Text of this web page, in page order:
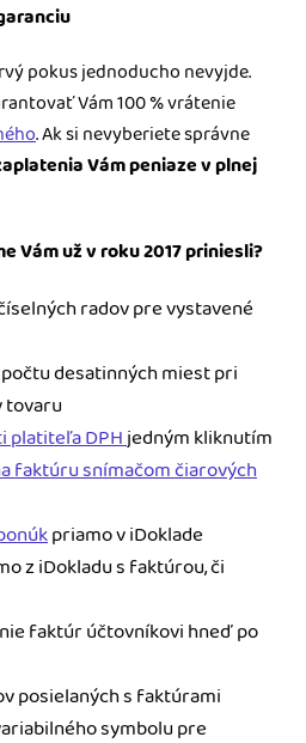
pokus jednoducho nevyjde.
Vám 100 % vrátenie
. Ak si nevyberiete správne
Vám peniaze v plnej
Vám už v roku 2017 priniesli?
radov pre vystavené
desatinných miest pri
tovaru
platiteľa DPHjedným kliknutím
faktúru snímačom čiarových
priamo v iDoklade
z iDokladu s faktúrou, či
faktúr účtovníkovi hneď po
posielaných s faktúrami
symbolu pre